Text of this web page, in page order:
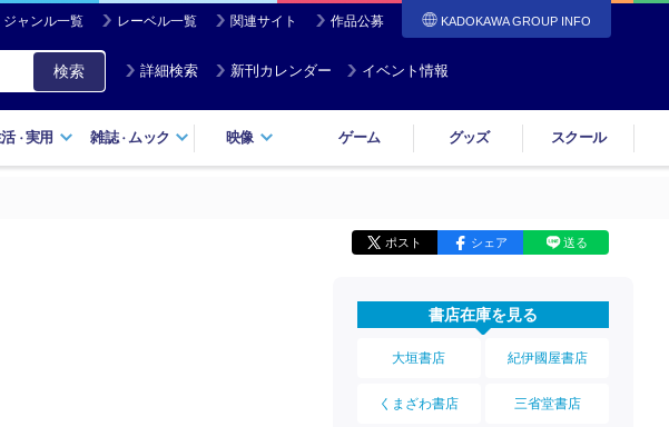
ジャンル一覧 レーベル一覧 関連サイト 作品公募 KADOKAWA GROUP INFO
検索 詳細検索 新刊カレンダー イベント情報
・実用 雑誌・ ムック 映像 ゲーム グッズ スクール
ポスト シェア 送る
書店在庫を見る
大垣書店 紀伊國屋書店
くまざわ書店 三省堂書店